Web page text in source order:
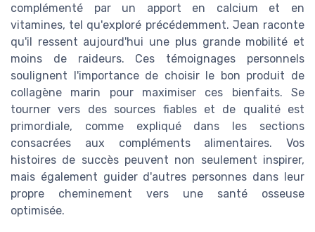
complémenté par un apport en calcium et en
vitamines, tel qu'exploré précédemment. Jean raconte
qu'il ressent aujourd'hui une plus grande mobilité et
moins de raideurs. Ces témoignages personnels
soulignent l'importance de choisir le bon produit de
collagène marin pour maximiser ces bienfaits. Se
tourner vers des sources fiables et de qualité est
primordiale, comme expliqué dans les sections
consacrées aux compléments alimentaires. Vos
histoires de succès peuvent non seulement inspirer,
mais également guider d'autres personnes dans leur
propre cheminement vers une santé osseuse
optimisée.